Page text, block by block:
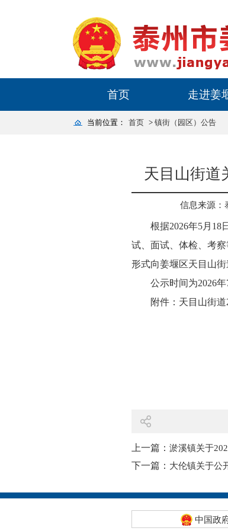
首页 走进姜
当前位置： 首页 > 镇街（园区）公告
天目山街道
信息来源：
根据2026年5月18
试、面试、体检、考
形式向姜堰区天目山街
公示时间为2026年
附件： 天目山街
上一篇： 淤溪镇关于
下一篇： 大伦镇关于公
中国政